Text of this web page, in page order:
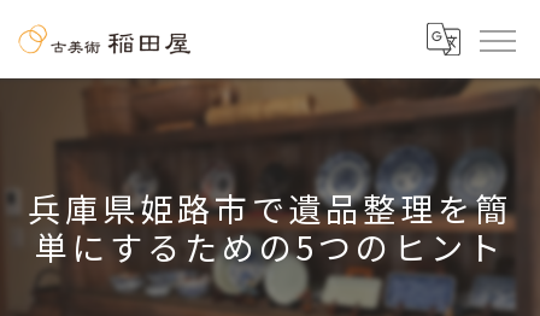
兵庫県姫路市で遺品整理を簡
単にするための5つのヒント